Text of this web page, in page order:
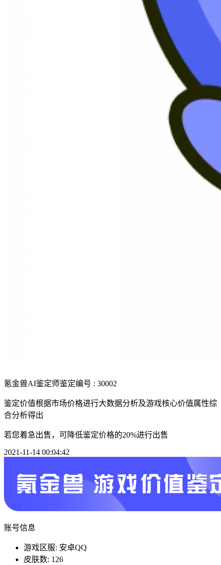
氪金兽AI鉴定师鉴定编号 : 30002
鉴定价值根据市场价格进行大数据分析及游戏核心价值属性综
合分析得出
若您着急出售，可降低鉴定价格的20%进行出售
2021-11-14 00:04:42
账号信息
游戏区服: 安卓QQ
皮肤数: 126